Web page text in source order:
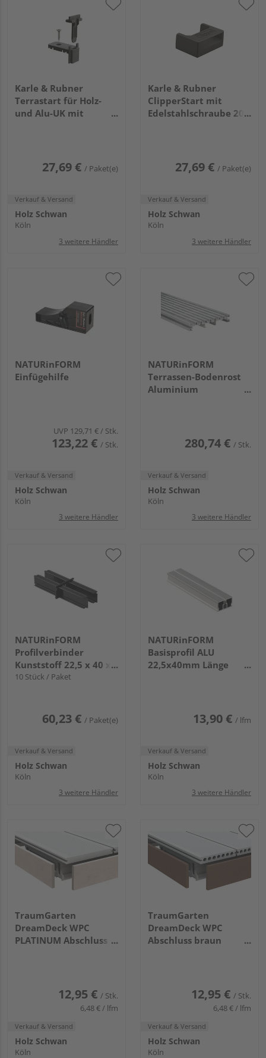
Karle & Rubner
Terrastart für Holz-
und Alu-UK mit
27,69 € / Paket(e)
Verkauf & Versand
Holz Schwan
Köln
3 weitere Händler
Karle & Rubner
ClipperStart mit
Edelstahlschraube 20
27,69 € / Paket(e)
Verkauf & Versand
Holz Schwan
Köln
3 weitere Händler
NATURinFORM
Einfügehilfe
UVP 129,71 €/ Stk.
123,22 € / Stk.
Verkauf & Versand
Holz Schwan
Köln
3 weitere Händler
NATURinFORM
Terrassen-Bodenrost
Aluminium
280,74 € / Stk.
Verkauf & Versand
Holz Schwan
Köln
3 weitere Händler
NATURinFORM
Profilverbinder
Kunststoff 22,5 x 40 x
120 mm
10 Stück / Paket
60,23 € / Paket(e)
Verkauf & Versand
Holz Schwan
Köln
3 weitere Händler
NATURinFORM
Basisprofil ALU
22,5x40mm Länge
13,90 € / lfm
Verkauf & Versand
Holz Schwan
Köln
3 weitere Händler
TraumGarten
DreamDeck WPC
PLATINUM Abschluss
12,95 € / Stk.
6,48 € / lfm
Verkauf & Versand
Holz Schwan
Köln
TraumGarten
DreamDeck WPC
Abschluss braun
12,95 € / Stk.
6,48 € / lfm
Verkauf & Versand
Holz Schwan
Köln